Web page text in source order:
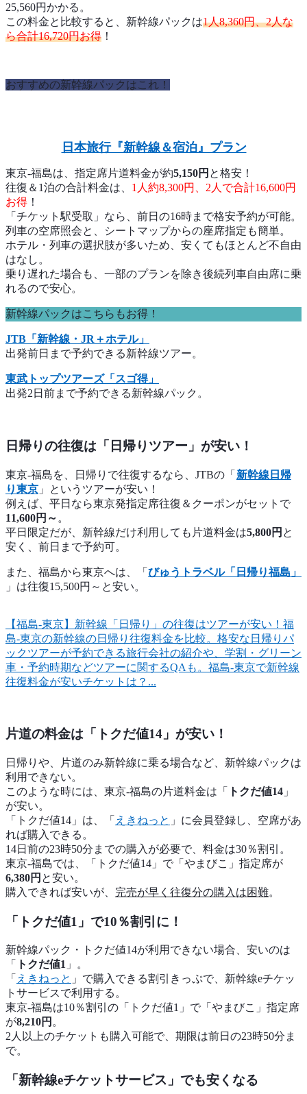
25,560円かかる。
この料金と比較すると、新幹線パックは1人8,360円、2人な
ら合計16,720円お得 ！
おすすめの新幹線パックはこれ！
日本旅行『新幹線＆宿泊』プラン
東京-福島は、指定席片道料金が約5,150円 と格安！
往復＆1泊の合計料金は、 1人約8,300円、2人で合計16,600円
お得 ！
「チケット駅受取」なら、前日の16時まで格安予約が可能。
列車の空席照会と、シートマップからの座席指定も簡単。
ホテル・列車の選択肢が多いため、安くてもほとんど不自由
はなし。
乗り遅れた場合も、一部のプランを除き後続列車自由席に乗
れるので安心。
新幹線パックはこちらもお得！
JTB「新幹線・JR＋ホテル」
出発前日まで予約できる新幹線ツアー。
東武トップツアーズ「スゴ得」
出発2日前まで予約できる新幹線パック。
日帰りの往復は「日帰りツアー」が安い！
東京-福島を、日帰りで往復するなら、JTBの「 新幹線日帰
り東京 」というツアーが安い！
例えば、平日なら東京発指定席往復＆クーポンがセットで
11,600円～ 。
平日限定だが、新幹線だけ利用しても片道料金は5,800円 と
安く、前日まで予約可。
また、福島から東京へは、「 びゅうトラベル「日帰り福島」
」は往復15,500円～と安い。
【福島-東京】新幹線「日帰り」の往復はツアーが安い！ 福
島-東京の新幹線の日帰り往復料金を比較。格安な日帰りパ
ックツアーが予約できる旅行会社の紹介や、学割・グリーン
車・予約時期などツアーに関するQAも。福島-東京で新幹線
往復料金が安いチケットは？...
片道の料金は「トクだ値14」が安い！
日帰りや、片道のみ新幹線に乗る場合など、新幹線パックは
利用できない。
このような時には、東京-福島の片道料金は「
トクだ値14 」
が安い。
「トクだ値14」は、「 えきねっと 」に会員登録し、空席があ
れば購入できる。
14日前の23時50分までの購入が必要で、料金は30％割引。
東京-福島では、「トクだ値14」で「やまびこ」指定席が
6,380円 と安い。
購入できれば安いが、 完売が早く往復分の購入は困難。
「トクだ値1」で10％割引に！
新幹線パック・トクだ値14が利用できない場合、安いのは
「
トクだ値1 」。
「 えきねっと 」で購入できる割引きっぷで、新幹線eチケッ
トサービスで利用する。
東京-福島は10％割引の「トクだ値1」で「やまびこ」指定席
が8,210円 。
2人以上のチケットも購入可能で、期限は前日の23時50分ま
で。
「新幹線eチケットサービス」でも安くなる